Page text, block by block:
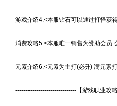
游戏介绍4.<本服钻石可以通过打怪获
消费攻略5.<本服唯一销售为赞助会员
元素介绍6.<元素为主打(必升) 满元素
-------------------------------【游戏职业攻